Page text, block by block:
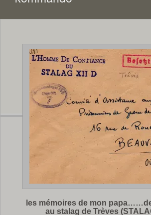
les mémoires de mon
au stalag de Trèves